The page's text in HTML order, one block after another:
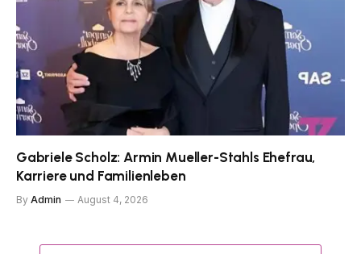
Gabriele Scholz: Armin Mueller-Stahls Ehefrau,
Karriere und Familienleben
By Admin August 4, 2026